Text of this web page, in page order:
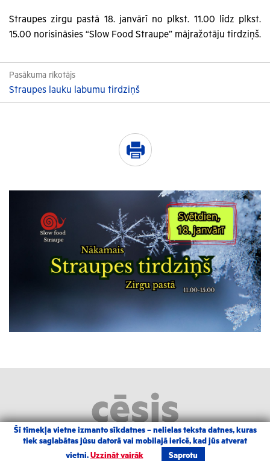
Straupes zirgu pastā 18. janvārī no plkst. 11.00 līdz plkst.
15.00 norisināsies “Slow Food Straupe” mājražotāju tirdziņš.
Pasākuma rīkotājs
Straupes lauku labumu tirdziņš
2026 |Izstrādāja Grandem|Autortiesības
Šī tīmekļa vietne izmanto sīkdatnes – nelielas teksta datnes, kuras
tiek saglabātas jūsu datorā vai mobilajā ierīcē, kad jūs atverat
vietni. Uzzināt vairāk Saprotu